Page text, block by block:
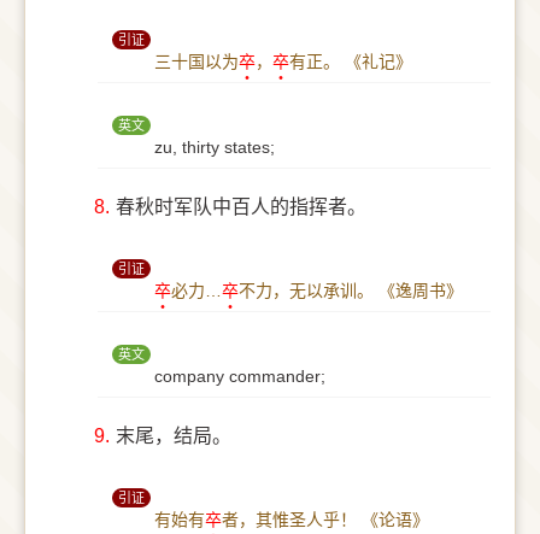
引证
三十国以为卒， 卒有正。 《礼记》
英文
zu, thirty states;
8. 春秋时军队中百人的指挥者。
引证
卒必力… 卒不力，无以承训。 《逸周书》
英文
company commander;
9. 末尾，结局。
引证
有始有卒者，其惟圣人乎！ 《论语》